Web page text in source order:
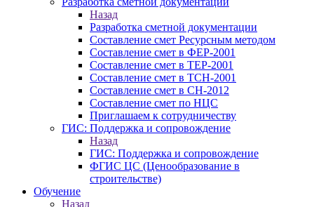
Назад
Разработка сметной документации
Составление смет Ресурсным методом
Составление смет в ФЕР-2001
Составление смет в ТЕР-2001
Составление смет в ТСН-2001
Составление смет в СН-2012
Составление смет по НЦС
Приглашаем к сотрудничеству
ГИС: Поддержка и сопровождение
Назад
ГИС: Поддержка и сопровождение
ФГИС ЦС (Ценообразование в
строительстве)
Обучение
Назад